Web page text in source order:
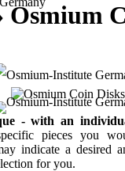
Osmium
- with an
pieces you
indicate a desired
for you.